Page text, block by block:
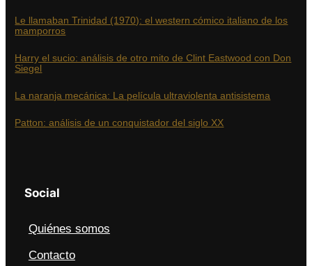
Le llamaban Trinidad (1970): el western cómico italiano de los
mamporros
Harry el sucio: análisis de otro mito de Clint Eastwood con Don
Siegel
La naranja mecánica: La película ultraviolenta antisistema
Patton: análisis de un conquistador del siglo XX
Social
Quiénes somos
Contacto